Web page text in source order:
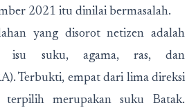
2021 itu dinilai bermasalah.
yang disorot netizen adalah
isu suku, agama, ras, dan
Terbukti, empat dari lima direksi
merupakan suku Batak.